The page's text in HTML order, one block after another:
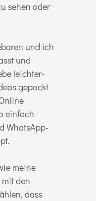
sehen oder
und ich
und
leichter-
gepackt
einfach
WhatsApp-
meine
den
dass